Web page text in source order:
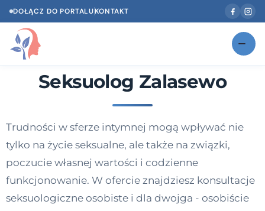
DOŁĄCZ DO PORTALUKONTAKT
Znajdź swojego specjalistę NOWOŚĆ
Według specjalizacji
Diagnozy psychologiczne
Testy psychologiczne
Seksuolog Zalasewo
Trudności w sferze intymnej mogą wpływać nie
tylko na życie seksualne, ale także na związki,
poczucie własnej wartości i codzienne
funkcjonowanie. W ofercie znajdziesz konsultacje
seksuologiczne osobiste i dla dwojga - osobiście